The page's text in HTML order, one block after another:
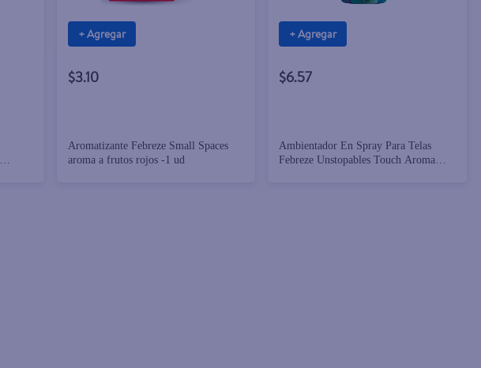
+ Agregar
$3.10
Aromatizante Febreze Small Spaces
aroma a frutos rojos -1 ud
+ Agregar
$6.57
Ambientador En Spray Para Telas
Febreze Unstopables Touch Aroma